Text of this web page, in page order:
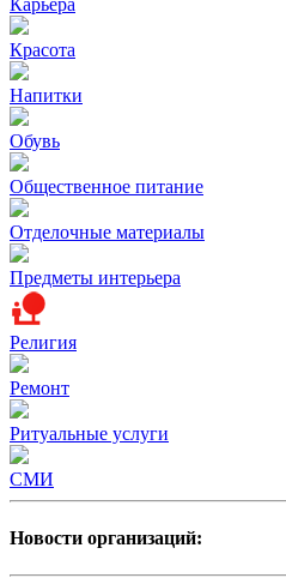
Красота
Напитки
Обувь
Общественное питание
Отделочные материалы
Предметы интерьера
Религия
Ремонт
Ритуальные услуги
СМИ
Новости организаций: